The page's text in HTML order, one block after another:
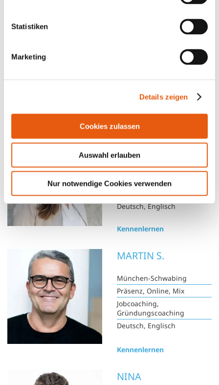
Statistiken
Marketing
Details zeigen
Cookies zulassen
Auswahl erlauben
Nur notwendige Cookies verwenden
Sprachen
MARIKA
Bobenheim am Berg (Pfalz)
Präsenz-Online-Mix
Jobcoaching,
Gründungscoaching
Deutsch, Englisch
Kennenlernen
MARTIN S.
München-Schwabing
Präsenz, Online, Mix
Jobcoaching,
Gründungscoaching
Deutsch, Englisch
Kennenlernen
NINA